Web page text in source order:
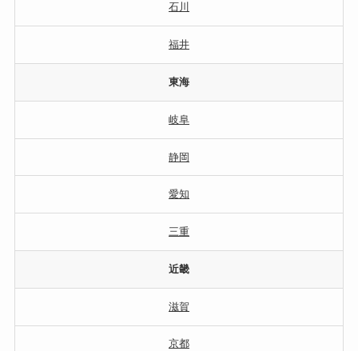
石川
福井
東海
岐阜
静岡
愛知
三重
近畿
滋賀
京都